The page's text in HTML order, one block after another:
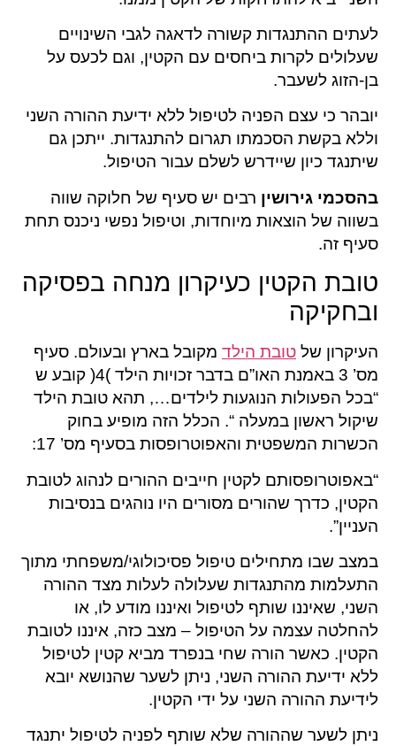
לעתים ההתנגדות קשורה לדאגה לגבי השינויים
שעלולים לקרות ביחסים עם הקטין, וגם לכעס על
בן-הזוג לשעבר.
יובהר כי עצם הפניה לטיפול ללא ידיעת ההורה השני
וללא בקשת הסכמתו תגרום להתנגדות. ייתכן גם
שיתנגד כיון שיידרש לשלם עבור הטיפול.
בהסכמי גירושין רבים יש סעיף של חלוקה שווה
בשווה של הוצאות מיוחדות, וטיפול נפשי ניכנס תחת
סעיף זה.
טובת הקטין כעיקרון מנחה בפסיקה
ובחקיקה
העיקרון של טובת הילד מקובל בארץ ובעולם. סעיף
מס’ 3 באמנת האו”ם בדבר זכויות הילד )4( קובע ש
“בכל הפעולות הנוגעות לילדים…, תהא טובת הילד
שיקול ראשון במעלה “. הכלל הזה מופיע בחוק
הכשרות המשפטית והאפוטרופסות בסעיף מס’ 17:
“באפוטרופסותם לקטין חייבים ההורים לנהוג לטובת
הקטין, כדרך שהורים מסורים היו נוהגים בנסיבות
העניין”.
במצב שבו מתחילים טיפול פסיכולוגי/משפחתי מתוך
התעלמות מהתנגדות שעלולה לעלות מצד ההורה
השני, שאיננו שותף לטיפול ואיננו מודע לו, או
להחלטה עצמה על הטיפול – מצב כזה, איננו לטובת
הקטין. כאשר הורה שחי בנפרד מביא קטין לטיפול
ללא ידיעת ההורה השני, ניתן לשער שהנושא יובא
לידיעת ההורה השני על ידי הקטין.
ניתן לשער שההורה שלא שותף לפניה לטיפול יתנגד